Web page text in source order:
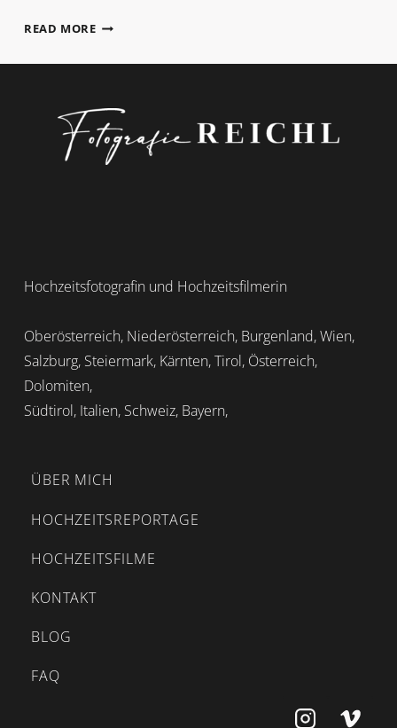
READ MORETREND
Hochzeitsfotografin und Hochzeitsfilmerin
Oberösterreich, Niederösterreich, Burgenland, Wien,
Salzburg, Steiermark, Kärnten, Tirol, Österreich,
Dolomiten,
Südtirol, Italien, Schweiz, Bayern,
ÜBER MICH
HOCHZEITSREPORTAGE
HOCHZEITSFILME
KONTAKT
BLOG
FAQ